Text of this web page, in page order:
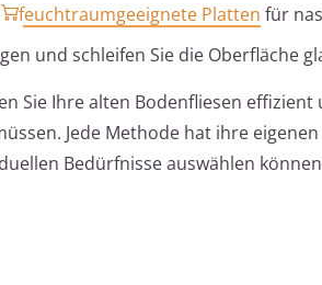
feuchtraumgeeignete Platten für
und schleifen Sie die Oberfläche
Sie Ihre alten Bodenfliesen
Jede Methode hat ihre
Bedürfnisse auswählen